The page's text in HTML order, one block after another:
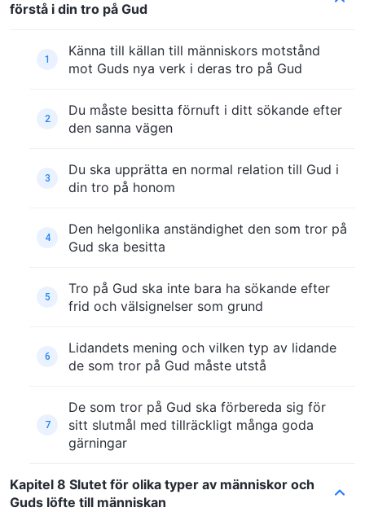
förstå i din tro på Gud
1
Känna till källan till människors motstånd
mot Guds nya verk i deras tro på Gud
2
Du måste besitta förnuft i ditt sökande efter
den sanna vägen
3
Du ska upprätta en normal relation till Gud i
din tro på honom
4
Den helgonlika anständighet den som tror på
Gud ska besitta
5
Tro på Gud ska inte bara ha sökande efter
frid och välsignelser som grund
6
Lidandets mening och vilken typ av lidande
de som tror på Gud måste utstå
7
De som tror på Gud ska förbereda sig för
sitt slutmål med tillräckligt många goda
gärningar
Kapitel 8 Slutet för olika typer av människor och
Guds löfte till människan